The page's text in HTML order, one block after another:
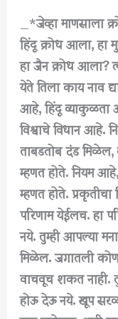
_*जेव्हा माणसाला
हिंदू क्रोध आला, हा
हा जैन क्रोध आला?
येते तिला काय नाव
आहे, हिंदू व्याकुळता
विश्वाचे विधान आहे.
ताबडतोब दंड
म्हणत होते. नियम
म्हणत होते.
परिणाम येईलच.
नये. तुम्ही आपल्या
मिळेल. जगातली
वाचवूच शकत
होऊ देऊ नये. खूप